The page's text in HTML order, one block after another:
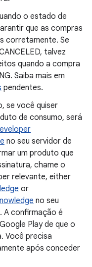
o estado de
que as compras
corretamente. Se
talvez
quando a compra
Saiba mais em
pendentes.
se você quiser
de consumo, será
no seu servidor de
um produto que
chame o
relevante, either
or
no seu
A confirmação é
Play de que o
Você precisa
após conceder